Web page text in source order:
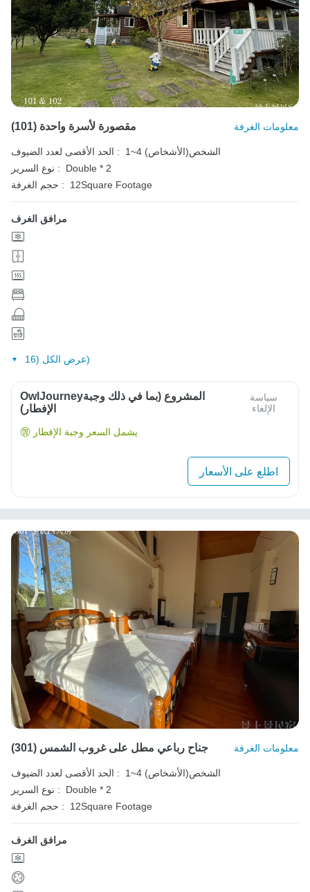
(101) مقصورة لأسرة واحدة معلومات الغرفة
الحد الأقصى لعدد الضيوف :
1~4 الشخص(الأشخاص)
نوع السرير :
Double * 2
حجم الغرفة :
12Square Footage
مرافق الغرف
عرض الكل (16)
OwlJourneyالمشروع (بما في ذلك وجبة
الإفطار)
سياسة
الإلغاء
يشمل السعر وجبة الإفطار
اطلع على الأسعار
(301) جناح رباعي مطل على غروب الشمس معلومات الغرفة
الحد الأقصى لعدد الضيوف :
1~4 الشخص(الأشخاص)
نوع السرير :
Double * 2
حجم الغرفة :
12Square Footage
مرافق الغرف